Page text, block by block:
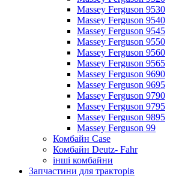
Massey Ferguson 9530
Massey Ferguson 9540
Massey Ferguson 9545
Massey Ferguson 9550
Massey Ferguson 9560
Massey Ferguson 9565
Massey Ferguson 9690
Massey Ferguson 9695
Massey Ferguson 9790
Massey Ferguson 9795
Massey Ferguson 9895
Massey Ferguson 99
Комбайн Case
Комбайн Deutz- Fahr
інші комбайни
Запчастини для тракторів